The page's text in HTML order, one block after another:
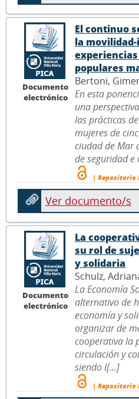
Documento
electrónico
El continuo
la
populares
Bertoni,
En esta
una
las prácticas
mujeres de
ciudad de Mar
de seguridad
| Repositorio
Ver documento/s
Documento
electrónico
La
su rol de
y solidaria
Schulz,
La Economía
alternativo de
economía y
organizar de
cooperativa la
circulación y
siendo l[...]
| Repositorio